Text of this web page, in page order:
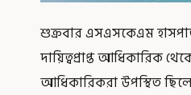
শুক্রবার এসএসকেএম
দায়িত্বপ্রাপ্ত আধিকারিক
আধিকারিকরা উপস্থিত